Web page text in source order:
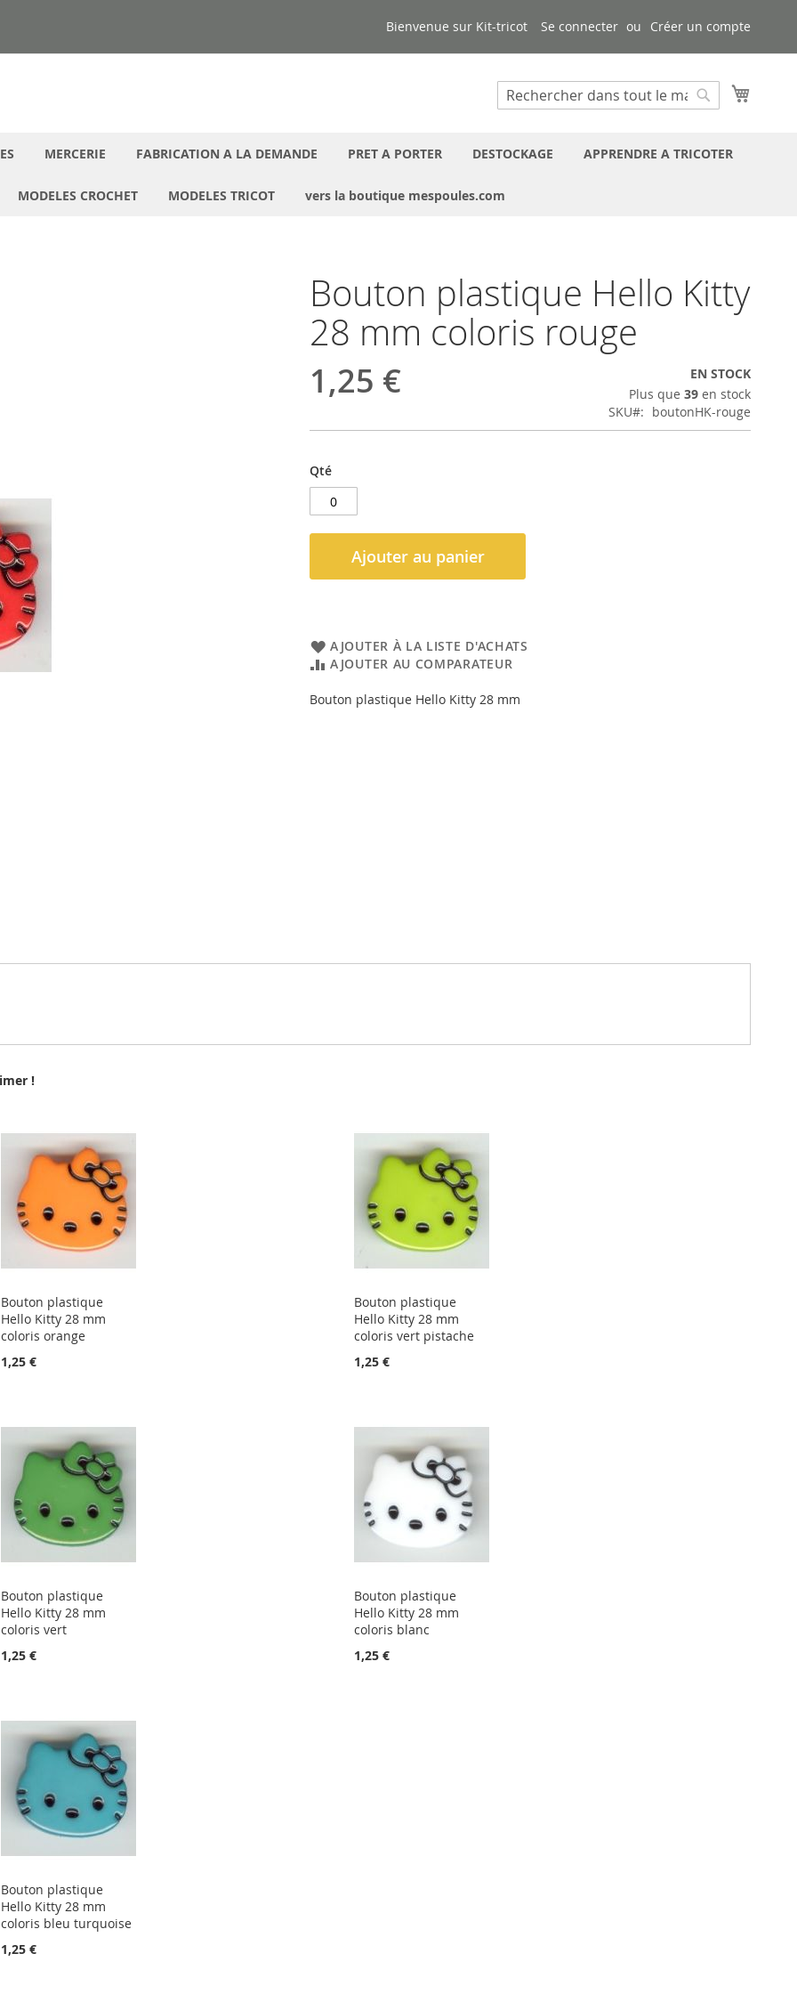
Bienvenue sur Kit-tricot Se connecter Créer un compte
Chercher
MERCERIE FABRICATION A LA DEMANDE PRET A PORTER DESTOCKAGE APPRENDRE A TRICOTER
MODELES CROCHET MODELES TRICOT vers la boutique mespoules.com
Bouton plastique Hello Kitty
28 mm coloris rouge
1,25 €
EN STOCK
Plus que 39 en stock
SKU
boutonHK-rouge
Qté
Ajouter au panier
AJOUTER À LA LISTE D'ACHATS
AJOUTER AU COMPARATEUR
Bouton plastique Hello Kitty 28 mm
!
Bouton plastique
Hello Kitty 28 mm
coloris orange
1,25 €
Bouton plastique
Hello Kitty 28 mm
coloris vert pistache
1,25 €
Bouton plastique
Hello Kitty 28 mm
coloris vert
1,25 €
Bouton plastique
Hello Kitty 28 mm
coloris blanc
1,25 €
Bouton plastique
Hello Kitty 28 mm
coloris bleu turquoise
1,25 €